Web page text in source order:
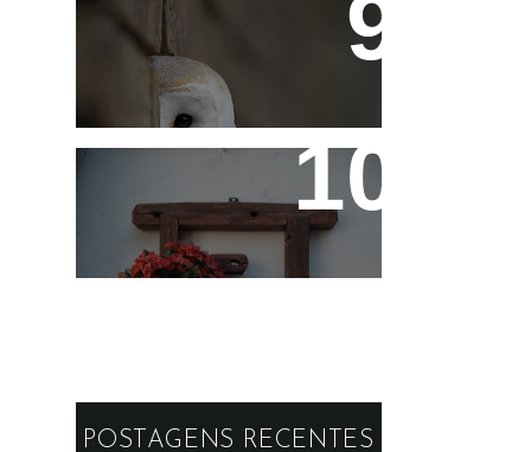
Fotos de Domingo - As
Melhores da Semana
Madeira - Painéis e
Vasos de Parede
POSTAGENS RECENTES